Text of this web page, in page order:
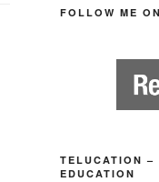
FOLLOW ME
TELUCATION –
EDUCATION